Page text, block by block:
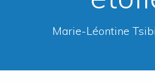
Marie-Léontine